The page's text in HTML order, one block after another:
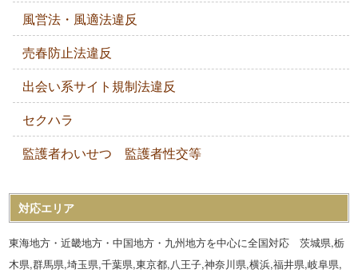
風営法・風適法違反
売春防止法違反
出会い系サイト規制法違反
セクハラ
監護者わいせつ 監護者性交等
対応エリア
東海地方・近畿地方・中国地方・九州地方を中心に全国対応 茨城県,栃
木県,群馬県,埼玉県,千葉県,東京都,八王子,神奈川県,横浜,福井県,岐阜県,